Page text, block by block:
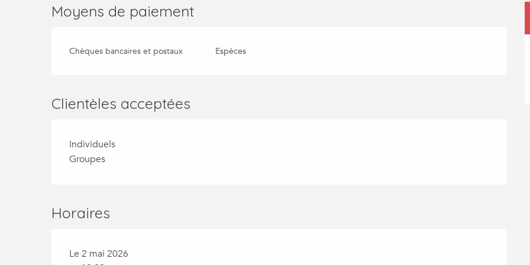
Moyens de paiement
Chèques bancaires et postaux Espèces
Clientèles acceptées
Individuels
Groupes
Horaires
Le 2 mai 2026